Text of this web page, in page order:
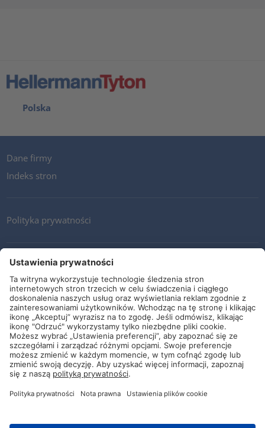
Polska
Dane firmy
Indeks stron
Polityka prywatności
Kontakt
Newsletter
Ogólne warunki i dostawy
Wytyczne i zobowiązania
Media społecznościowe